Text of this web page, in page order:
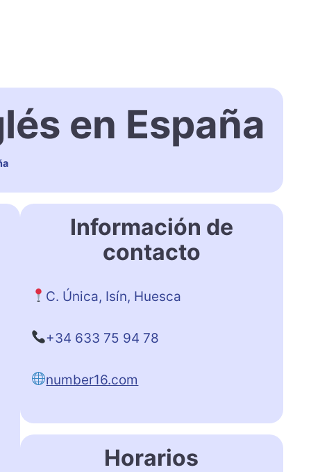
en España
Información de
contacto
C. Única, Isín, Huesca
+34 633 75 94 78
number16.com
Horarios